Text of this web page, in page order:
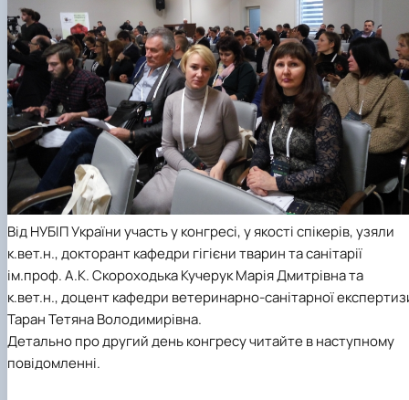
Від НУБІП України участь у конгресі, у якості спікерів, узяли
к.вет.н., докторант кафедри гігієни тварин та санітарії
ім.проф. А.К. Скороходька Кучерук Марія Дмитрівна та
к.вет.н., доцент кафедри ветеринарно-санітарної
Таран Тетяна Володимирівна.
Детально про другий день конгресу читайте в наступному
повідомленні.